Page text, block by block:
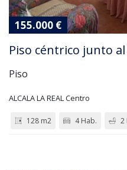
155.000 €
Piso céntrico junto
Piso
ALCALA LA REAL Centro
128 m2 4 Hab. 2